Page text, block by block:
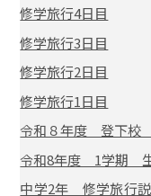
修学旅行4日目
修学旅行3日目
修学旅行2日目
修学旅行1日目
令和８年度 登下校
令和8年度 1学期
中学2年 修学旅行